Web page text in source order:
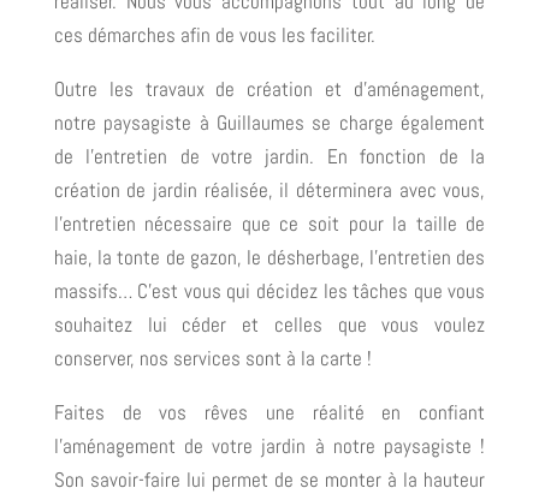
ces démarches afin de vous les faciliter.
Outre les travaux de création et d’aménagement,
notre paysagiste à Guillaumes se charge également
de l’entretien de votre jardin. En fonction de la
création de jardin réalisée, il déterminera avec vous,
l’entretien nécessaire que ce soit pour la taille de
haie, la tonte de gazon, le désherbage, l’entretien des
massifs… C’est vous qui décidez les tâches que vous
souhaitez lui céder et celles que vous voulez
conserver, nos services sont à la carte !
Faites de vos rêves une réalité en confiant
l’aménagement de votre jardin à notre paysagiste !
Son savoir-faire lui permet de se monter à la hauteur